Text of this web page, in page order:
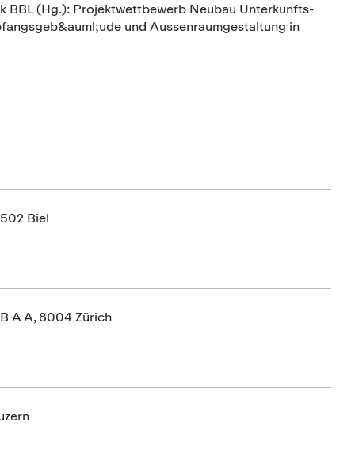
BBL (Hg.): Projektwettbewerb Neubau Unterkunfts-
und Aussenraumgestaltung in
Biel
A A, 8004 Zürich